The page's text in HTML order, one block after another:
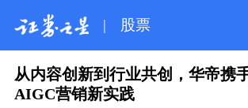
| 股票
从内容创新到行业共创，华帝携
AIGC营销新实践